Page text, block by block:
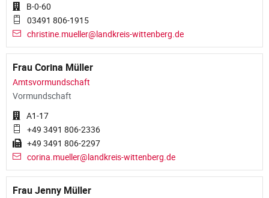
B-0-60
03491 806-1915
christine.mueller@landkreis-wittenberg.de
Frau Corina Müller
Amtsvormundschaft
Vormundschaft
A1-17
+49 3491 806-2336
+49 3491 806-2297
corina.mueller@landkreis-wittenberg.de
Frau Jenny Müller